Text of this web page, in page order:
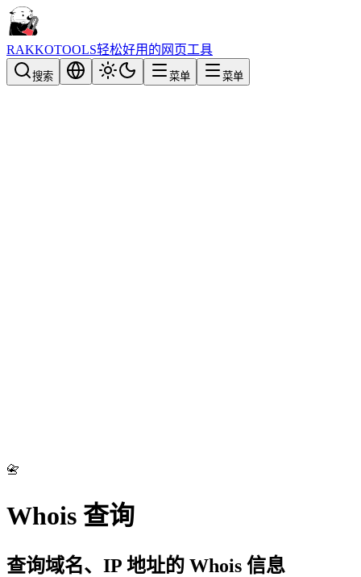
RAKKOTOOLS轻松好用的网页工具
搜索 菜单 菜单
📇
Whois 查询
查询域名、IP 地址的 Whois 信息